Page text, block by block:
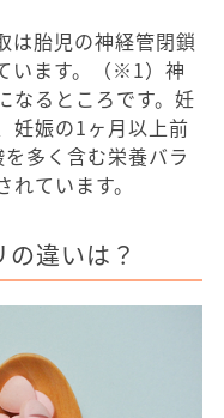
は胎児の神経管閉鎖
います。（※1）神
なるところです。妊
妊娠の1ヶ月以上前
多く含む栄養バラ
ています。
違いは？